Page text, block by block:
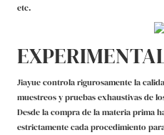
etc.
Jiayue controla rigurosamente la
muestreos y pruebas exhaustivas de
Desde la compra de la materia prima
estrictamente cada procedimiento